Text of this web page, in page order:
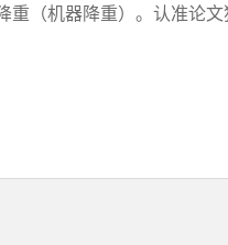
重（机器降重）。认准论